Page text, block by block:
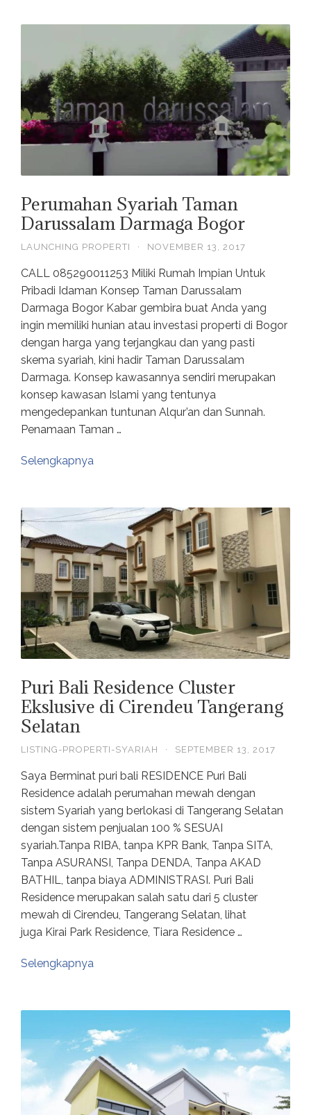
Perumahan Syariah Taman
Darussalam Darmaga Bogor
LAUNCHING PROPERTI · NOVEMBER 13, 2017
CALL 085290011253 Miliki Rumah Impian Untuk
Pribadi Idaman Konsep Taman Darussalam
Darmaga Bogor Kabar gembira buat Anda yang
ingin memiliki hunian atau investasi properti di Bogor
dengan harga yang terjangkau dan yang pasti
skema syariah, kini hadir Taman Darussalam
Darmaga. Konsep kawasannya sendiri merupakan
konsep kawasan Islami yang tentunya
mengedepankan tuntunan Alqur’an dan Sunnah.
Penamaan Taman …
Selengkapnya
Puri Bali Residence Cluster
Ekslusive di Cirendeu Tangerang
Selatan
LISTING-PROPERTI-SYARIAH · SEPTEMBER 13, 2017
Saya Berminat puri bali RESIDENCE Puri Bali
Residence adalah perumahan mewah dengan
sistem Syariah yang berlokasi di Tangerang Selatan
dengan sistem penjualan 100 % SESUAI
syariah.Tanpa RIBA, tanpa KPR Bank, Tanpa SITA,
Tanpa ASURANSI, Tanpa DENDA, Tanpa AKAD
BATHIL, tanpa biaya ADMINISTRASI. Puri Bali
Residence merupakan salah satu dari 5 cluster
mewah di Cirendeu, Tangerang Selatan, lihat
juga Kirai Park Residence, Tiara Residence …
Selengkapnya